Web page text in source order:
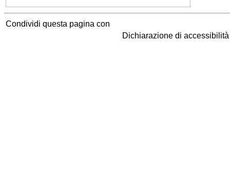
Condividi questa pagina con
Dichiarazione di